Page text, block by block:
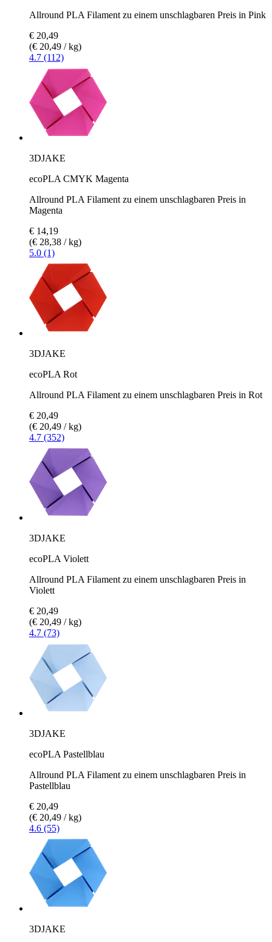
Allround PLA Filament zu einem unschlagbaren Preis in Pink
€ 20,49
(€ 20,49 / kg)
4.7 (112)
3DJAKE
ecoPLA CMYK Magenta
Allround PLA Filament zu einem unschlagbaren Preis in
Magenta
€ 14,19
(€ 28,38 / kg)
5.0 (1)
3DJAKE
ecoPLA Rot
Allround PLA Filament zu einem unschlagbaren Preis in Rot
€ 20,49
(€ 20,49 / kg)
4.7 (352)
3DJAKE
ecoPLA Violett
Allround PLA Filament zu einem unschlagbaren Preis in
Violett
€ 20,49
(€ 20,49 / kg)
4.7 (73)
3DJAKE
ecoPLA Pastellblau
Allround PLA Filament zu einem unschlagbaren Preis in
Pastellblau
€ 20,49
(€ 20,49 / kg)
4.6 (55)
3DJAKE